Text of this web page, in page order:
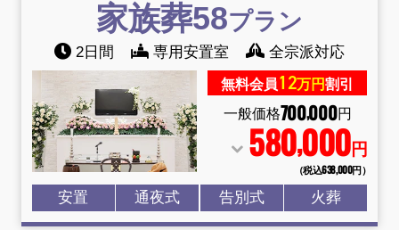
家族葬58プラン
2日間 専用安置室 全宗派対応
無料会員12万円割引
一般価格700,000円
580,000円
（税込638,000円）
安置 通夜式 告別式 火葬